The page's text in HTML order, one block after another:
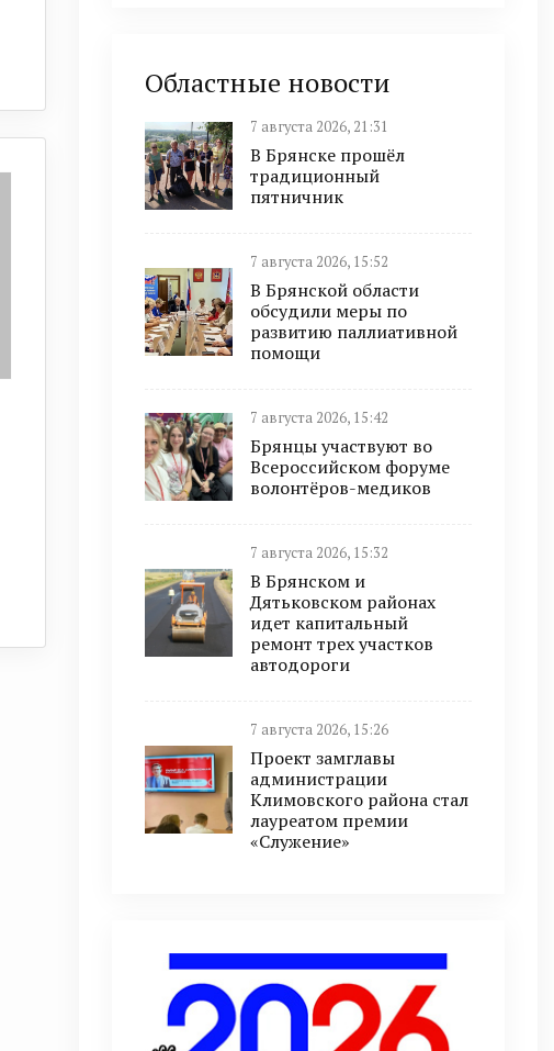
Областные новости
7 августа 2026, 21:31
В Брянске прошёл
традиционный
пятничник
7 августа 2026, 15:52
В Брянской области
обсудили меры по
развитию паллиативной
помощи
7 августа 2026, 15:42
Брянцы участвуют во
Всероссийском форуме
волонтёров-медиков
7 августа 2026, 15:32
В Брянском и
Дятьковском районах
идет капитальный
ремонт трех участков
автодороги
7 августа 2026, 15:26
Проект замглавы
администрации
Климовского района стал
лауреатом премии
«Служение»